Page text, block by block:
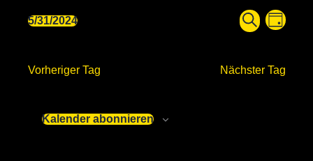
Ansichten,
Suche
Tag
5/31/2024
Vorheriger Tag
Nächster Tag
Kalender abonnieren